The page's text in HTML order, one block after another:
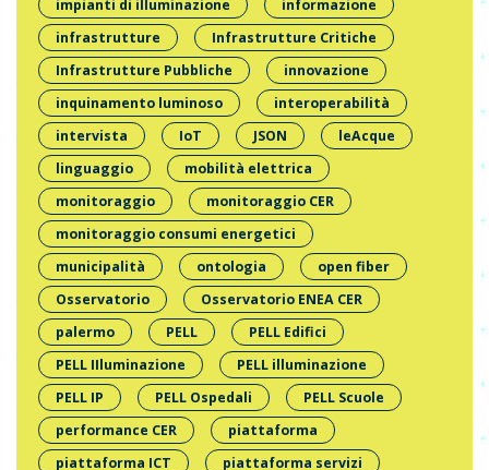
impianti di illuminazione
informazione
infrastrutture
Infrastrutture Critiche
Infrastrutture Pubbliche
innovazione
inquinamento luminoso
interoperabilità
intervista
IoT JSON
leAcque
linguaggio
mobilità elettrica
monitoraggio
monitoraggio CER
monitoraggio consumi energetici
municipalità
ontologia
open fiber
Osservatorio
Osservatorio ENEA CER
palermo
PELL
PELL Edifici
PELL IIluminazione
PELL illuminazione
PELL IP
PELL Ospedali
PELL Scuole
performance CER
piattaforma
piattaforma ICT
piattaforma servizi